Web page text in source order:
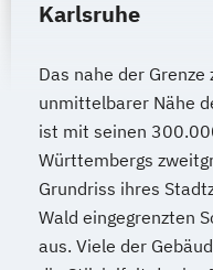
Heilpraktiker/-in
Heilpraktiker/-in
Heilpraktiker/-in
Fachrichtung
Heilpraktiker/-in
Fachrichtung
Heilpraktiker/-in
Fachrichtung
juristische
Karlsruhe
Das nahe der
unmittelbarer Nähe
ist mit seinen
Württembergs
Grundriss ihres
Wald eingegrenzten
aus. Viele der